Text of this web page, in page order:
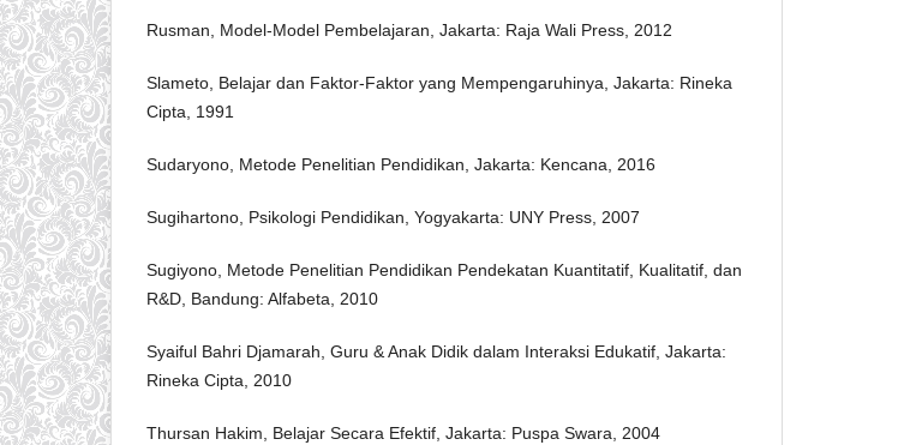
Rusman, Model-Model Pembelajaran, Jakarta: Raja Wali Press, 2012
Slameto, Belajar dan Faktor-Faktor yang Mempengaruhinya, Jakarta: Rineka
Cipta, 1991
Sudaryono, Metode Penelitian Pendidikan, Jakarta: Kencana, 2016
Sugihartono, Psikologi Pendidikan, Yogyakarta: UNY Press, 2007
Sugiyono, Metode Penelitian Pendidikan Pendekatan Kuantitatif, Kualitatif, dan
R&D, Bandung: Alfabeta, 2010
Syaiful Bahri Djamarah, Guru & Anak Didik dalam Interaksi Edukatif, Jakarta:
Rineka Cipta, 2010
Thursan Hakim, Belajar Secara Efektif, Jakarta: Puspa Swara, 2004